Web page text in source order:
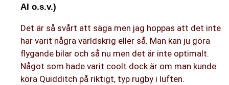
AI o.s.v.)
Det är så svårt att säga men jag hoppas att det inte
har varit några världskrig eller så. Man kan ju göra
flygande bilar och så nu men det är inte optimalt.
Något som hade varit coolt dock är om man kunde
köra Quidditch på riktigt, typ rugby i luften.